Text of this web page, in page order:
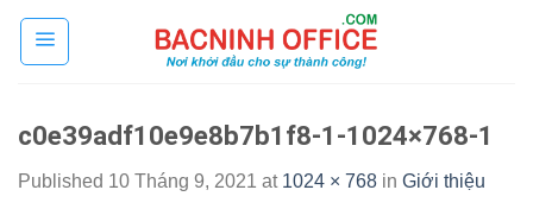
Skip
c0e39adf10e9e8b7b1f8-1-1024×768-1
Published 10 Tháng 9, 2021 at 1024 × 768 in Giới thiệu